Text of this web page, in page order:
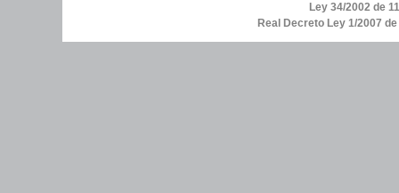
Ley 34/2002 de
Real Decreto Ley 1/2007